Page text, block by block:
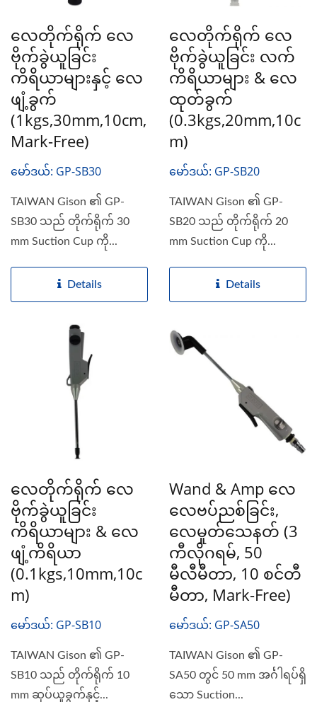
လေတိုက်ရိုက် လေ
ဗိုက်ခွဲယူခြင်း
ကိရိယာများနှင့် လေ
ဖျံ့ခွက်
(1kgs,30mm,10cm,
Mark-Free)
မော်ဒယ်: GP-SB30
TAIWAN Gison ၏ GP-
SB30 သည် တိုက်ရိုက် 30
mm Suction Cup ကို...
Details
လေတိုက်ရိုက် လေ
ဗိုက်ခွဲယူခြင်း လက်
ကိရိယာများ & လေ
ထုတ်ခွက်
(0.3kgs,20mm,10c
M)
မော်ဒယ်: GP-SB20
TAIWAN Gison ၏ GP-
SB20 သည် တိုက်ရိုက် 20
mm Suction Cup ကို...
Details
လေတိုက်ရိုက် လေ
ဗိုက်ခွဲယူခြင်း
ကိရိယာများ & လေ
ဖျံ့ကိရိယာ
(0.1kgs,10mm,10c
M)
မော်ဒယ်: GP-SB10
TAIWAN Gison ၏ GP-
SB10 သည် တိုက်ရိုက် 10
mm ဆုပ်ယူခွက်နှင့်...
Wand & Amp လေ
လေဗပ်ညစ်ခြင်း,
လေမှုတ်သေနတ် (3 ​​
ကီလိုဂရမ်, 50
မီလီမီတာ, 10 စင်တီ
မီတာ, Mark-Free)
မော်ဒယ်: GP-SA50
TAIWAN Gison ၏ GP-
SA50 တွင် 50 mm အင်္ဂါရပ်ရှိ
သော Suction...